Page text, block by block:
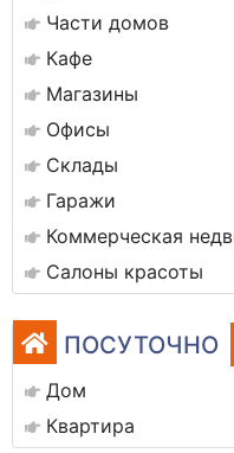
Части домов
Кафе
Магазины
Офисы
Склады
Гаражи
Коммерческая
Салоны красоты
ПОСУТОЧНО
Дом
Квартира